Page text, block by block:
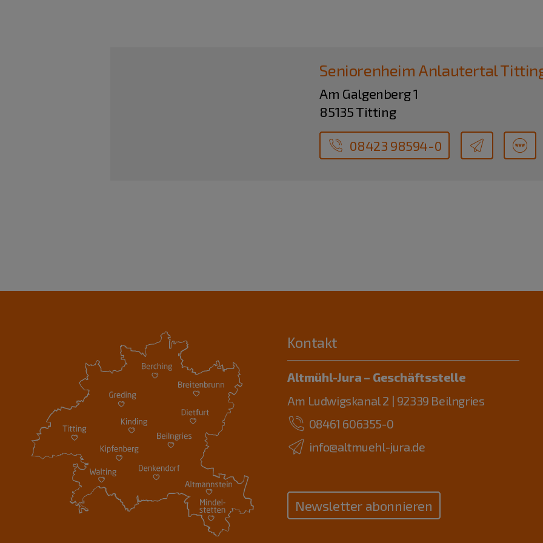
Seniorenheim Anlautertal
Am Galgenberg 1
85135 Titting
08423 98594-0
Kontakt
Altmühl-Jura – Geschäftsstelle
Am Ludwigskanal 2 | 92339 Beilngries
08461 606355-0
info@altmuehl-jura.de
Newsletter abonnieren